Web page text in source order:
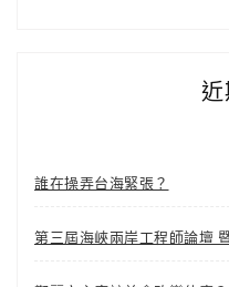
近
誰在操弄台海緊張？
第三屆海峽兩岸工程師論壇